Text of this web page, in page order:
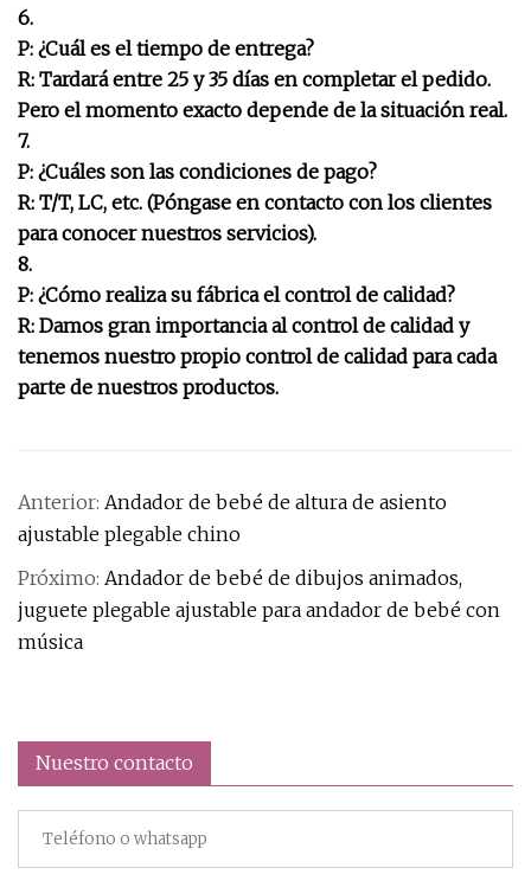
6.
P: ¿Cuál es el tiempo de entrega?
R: Tardará entre 25 y 35 días en completar el pedido.
Pero el momento exacto depende de la situación real.
7.
P: ¿Cuáles son las condiciones de pago?
R: T/T, LC, etc. (Póngase en contacto con los clientes
para conocer nuestros servicios).
8.
P: ¿Cómo realiza su fábrica el control de calidad?
R: Damos gran importancia al control de calidad y
tenemos nuestro propio control de calidad para cada
parte de nuestros productos.
Anterior: Andador de bebé de altura de asiento
ajustable plegable chino
Próximo: Andador de bebé de dibujos animados,
juguete plegable ajustable para andador de bebé con
música
Nuestro contacto